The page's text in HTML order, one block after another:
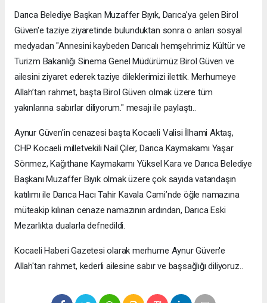
Darıca Belediye Başkan Muzaffer Bıyık, Darıca'ya gelen Birol
Güven'e taziye ziyaretinde bulunduktan sonra o anları sosyal
medyadan "Annesini kaybeden Darıcalı hemşehrimiz Kültür ve
Turizm Bakanlığı Sinema Genel Müdürümüz Birol Güven ve
ailesini ziyaret ederek taziye dileklerimizi ilettik. Merhumeye
Allah’tan rahmet, başta Birol Güven olmak üzere tüm
yakınlarına sabırlar diliyorum." mesajı ile paylaştı..
Aynur Güven'in cenazesi başta Kocaeli Valisi İlhami Aktaş,
CHP Kocaeli milletvekili Nail Çiler, Darıca Kaymakamı Yaşar
Sönmez, Kağıthane Kaymakamı Yüksel Kara ve Darıca Belediye
Başkanı Muzaffer Bıyık olmak üzere çok sayıda vatandaşın
katılımı ile Darıca Hacı Tahir Kavala Cami’nde öğle namazına
müteakip kılınan cenaze namazının ardından, Darıca Eski
Mezarlıkta dualarla defnedildi.
Kocaeli Haberi Gazetesi olarak merhume Aynur Güven'e
Allah'tan rahmet, kederli ailesine sabır ve başsağlığı diliyoruz..